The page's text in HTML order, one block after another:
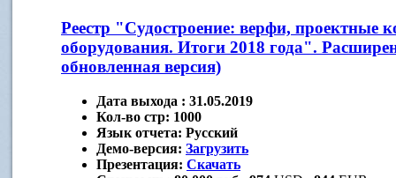
Реестр "Судостроение: верфи, проектные
оборудования. Итоги 2018 года".
обновленная версия)
Дата выхода : 31.05.2019
Кол-во стр: 1000
Язык отчета: Русский
Демо-версия: Загрузить
Презентация: Скачать